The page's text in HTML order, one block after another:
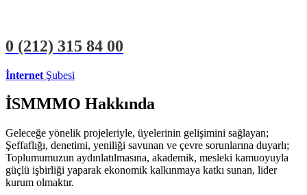
0 (212) 315 84 00
İnternet Şubesi
İSMMMO Hakkında
Geleceğe yönelik projeleriyle, üyelerinin gelişimini sağlayan;
Şeffaflığı, denetimi, yeniliği savunan ve çevre sorunlarına duyarlı;
Toplumumuzun aydınlatılmasına, akademik, mesleki kamuoyuyla
güçlü işbirliği yaparak ekonomik kalkınmaya katkı sunan, lider
kurum olmaktır.